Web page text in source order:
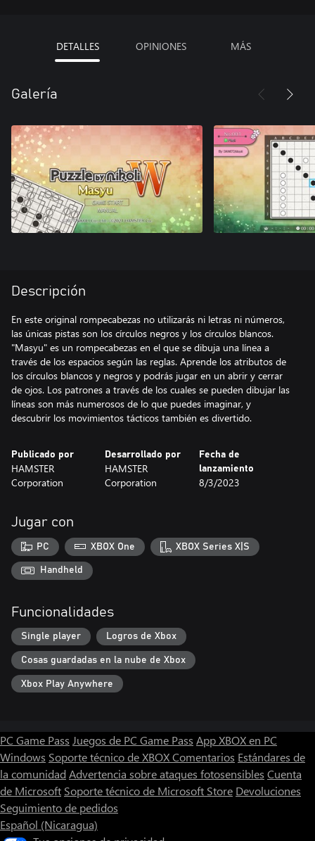
DETALLES OPINIONES MÁS
Galería
Descripción
En este original rompecabezas no utilizarás ni letras ni números,
las únicas pistas son los círculos negros y los círculos blancos.
"Masyu" es un rompecabezas en el que se dibuja una línea a
través de los espacios según las reglas. Aprende los atributos de
los círculos blancos y negros y podrás jugar en un abrir y cerrar
de ojos. Los patrones a través de los cuales se pueden dibujar las
líneas son más numerosos de lo que puedes imaginar, y
descubrir los movimientos tácticos también es divertido.
Publicado por
HAMSTER
Corporation
Desarrollado por
HAMSTER
Corporation
Fecha de
lanzamiento
8/3/2023
Jugar con
PC XBOX One XBOX Series X|S
Handheld
Funcionalidades
Single player Logros de Xbox
Cosas guardadas en la nube de Xbox
Xbox Play Anywhere
PC Game Pass Juegos de PC Game Pass App XBOX en PC
Windows Soporte técnico de XBOXComentarios Estándares de
la comunidad Advertencia sobre ataques fotosensibles Cuenta
de Microsoft Soporte técnico de Microsoft Store Devoluciones
Seguimiento de pedidos
Español (Nicaragua)